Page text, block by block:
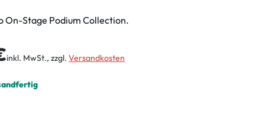
On-Stage Podium Collection.
inkl. MwSt., zzgl. Versandkosten